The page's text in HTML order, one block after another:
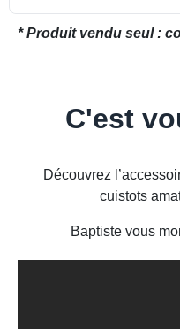
* Produit vendu seul :
C'est
Découvrez
cuistots
Baptiste vous